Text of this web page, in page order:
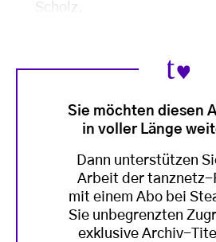
Scholz.
Sie möchten diesen
in voller Länge
Dann unterstützen
Arbeit der tanznetz-
mit einem Abo bei
Sie unbegrenzten
exklusive Archiv-